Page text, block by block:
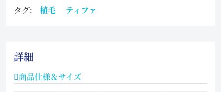
タグ: 植毛 ティファ
詳細
商品仕様＆サイズ